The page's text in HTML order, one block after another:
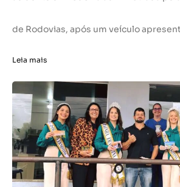
de Rodovias, após um veículo
Leia mais